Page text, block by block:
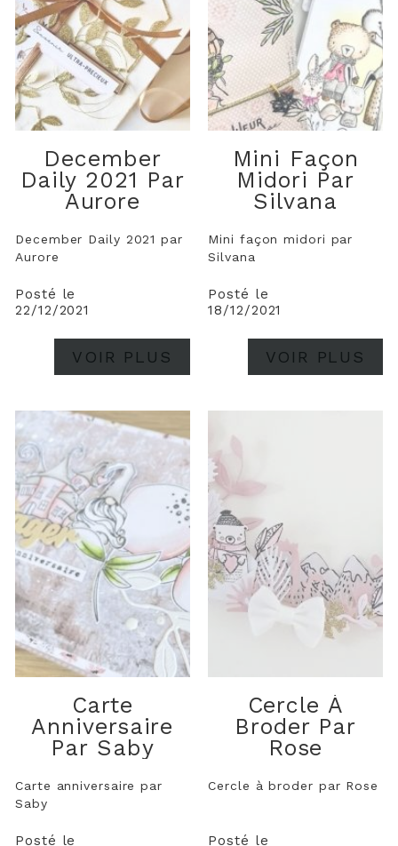
December
Daily 2021 Par
Aurore
December Daily 2021 par
Aurore
Posté le
22/12/2021
VOIR PLUS
Mini Façon
Midori Par
Silvana
Mini façon midori par
Silvana
Posté le
18/12/2021
VOIR PLUS
Carte
Anniversaire
Par Saby
Carte anniversaire par
Saby
Posté le
Cercle À
Broder Par
Rose
Cercle à broder par Rose
Posté le